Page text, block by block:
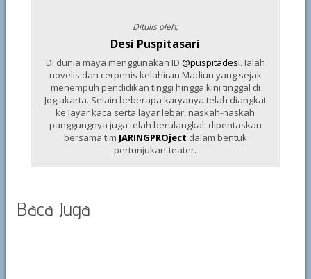
Ditulis oleh:
Desi Puspitasari
Di dunia maya menggunakan ID @puspitadesi. Ialah
novelis dan cerpenis kelahiran Madiun yang sejak
menempuh pendidikan tinggi hingga kini tinggal di
Jogjakarta. Selain beberapa karyanya telah diangkat
ke layar kaca serta layar lebar, naskah-naskah
panggungnya juga telah berulangkali dipentaskan
bersama tim JARINGPROject dalam bentuk
pertunjukan-teater.
Baca Juga